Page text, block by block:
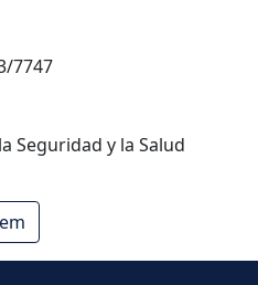
7747
Seguridad y la Salud